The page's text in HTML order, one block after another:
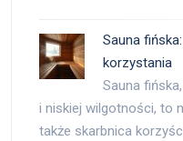
Sauna
korzystania
Sauna
i niskiej wilgotności, to
także skarbnica